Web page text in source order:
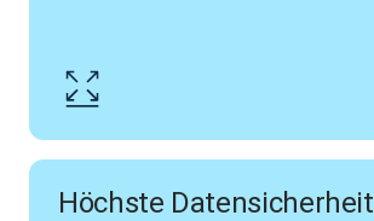
Höchste Datensicherheit